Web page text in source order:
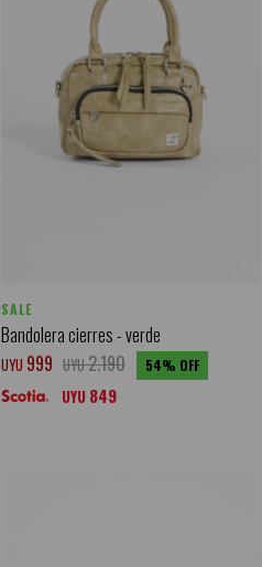
SALE
Bandolera cierres - verde
UYU 999 UYU2.190 54
UYU 849